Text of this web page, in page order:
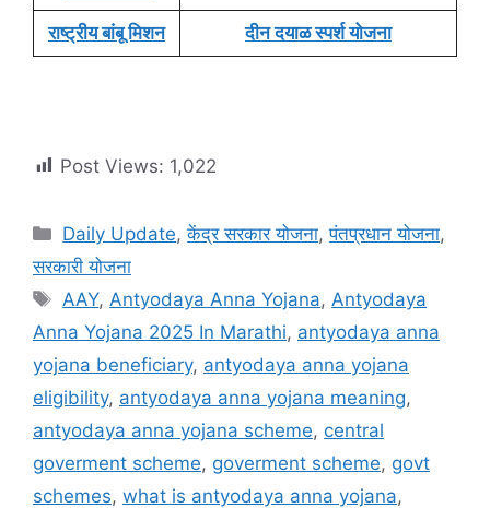
राष्ट्रीय बांबू मिशन दीन दयाळ स्पर्श योजना
Post Views: 1,022
Categories
Daily Update,केंद्र सरकार योजना,पंतप्रधान योजना,
सरकारी योजना
Tags
AAY, Antyodaya Anna Yojana, Antyodaya
Anna Yojana 2025 In Marathi, antyodaya anna
yojana beneficiary, antyodaya anna yojana
eligibility, antyodaya anna yojana meaning,
antyodaya anna yojana scheme, central
goverment scheme, goverment scheme, govt
schemes, what is antyodaya anna yojana,